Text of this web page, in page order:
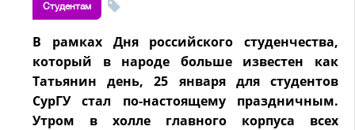
Студентам
В рамках Дня российского студенчества,
который в народе больше известен как
Татьянин день, 25 января для студентов
СурГУ стал по-настоящему праздничным.
Утром в холле главного корпуса всех